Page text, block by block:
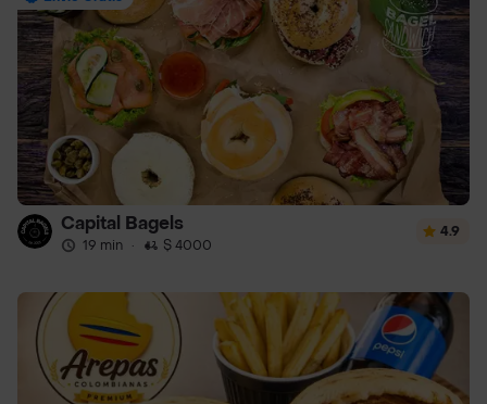
Capital Bagels
19 min · $ 4000
4.9